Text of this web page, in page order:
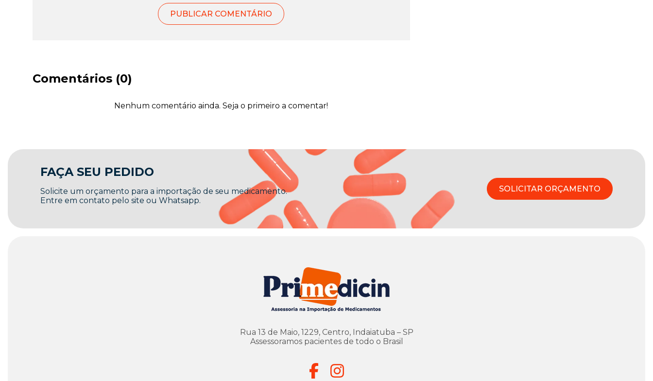
Comentários (0)
Nenhum comentário ainda. Seja o primeiro a comentar!
FAÇA SEU PEDIDO
Solicite um orçamento para a importação de seu medicamento.
Entre em contato pelo site ou Whatsapp.
SOLICITAR ORÇAMENTO
Rua 13 de Maio, 1229, Centro, Indaiatuba – SP
Assessoramos pacientes de todo o Brasil